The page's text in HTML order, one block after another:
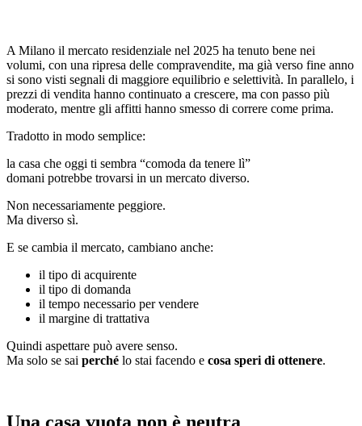
A Milano il mercato residenziale nel 2025 ha tenuto bene nei
volumi, con una ripresa delle compravendite, ma già verso fine anno
si sono visti segnali di maggiore equilibrio e selettività. In parallelo, i
prezzi di vendita hanno continuato a crescere, ma con passo più
moderato, mentre gli affitti hanno smesso di correre come prima.
Tradotto in modo semplice:
la casa che oggi ti sembra “comoda da tenere lì”
domani potrebbe trovarsi in un mercato diverso.
Non necessariamente peggiore.
Ma diverso sì.
E se cambia il mercato, cambiano anche:
il tipo di acquirente
il tipo di domanda
il tempo necessario per vendere
il margine di trattativa
Quindi aspettare può avere senso.
Ma solo se sai perché lo stai facendo e cosa speri di ottenere.
Una casa vuota non è neutra